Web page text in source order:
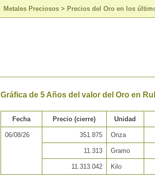
Metales Preciosos > Precios del Oro en los
Gráfica de 5 Años del valor del Oro en
Fecha Precio (cierre) Unidad
06/08/26 351.875 Onza
11.313 Gramo
11.313.042 Kilo